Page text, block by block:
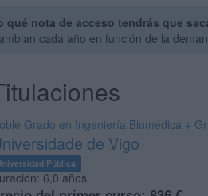
nota de acceso tendrás que
cada año en función de la
Grado en Ingeniería Biomédica +
de Vigo
Pública
6,0 años